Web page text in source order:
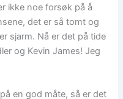
ikke noe forsøk på å
det er så tomt og
sjarm. Nå er det på tide
og Kevin James! Jeg
en god måte, så er det